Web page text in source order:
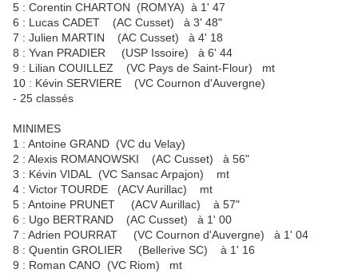
5 : Corentin CHARTON (ROMYA) à 1' 47
6 : Lucas CADET (AC Cusset) à 3' 48"
7 : Julien MARTIN (AC Cusset) à 4' 18
8 : Yvan PRADIER (USP Issoire) à 6' 44
9 : Lilian COUILLEZ (VC Pays de Saint-Flour) mt
10 : Kévin SERVIERE (VC Cournon d'Auvergne)
- 25 classés
MINIMES
1 : Antoine GRAND (VC du Velay)
2 : Alexis ROMANOWSKI (AC Cusset) à 56"
3 : Kévin VIDAL (VC Sansac Arpajon) mt
4 : Victor TOURDE (ACV Aurillac) mt
5 : Antoine PRUNET (ACV Aurillac) à 57"
6 : Ugo BERTRAND (AC Cusset) à 1' 00
7 : Adrien POURRAT (VC Cournon d'Auvergne) à 1' 04
8 : Quentin GROLIER (Bellerive SC) à 1' 16
9 : Roman CANO (VC Riom) mt